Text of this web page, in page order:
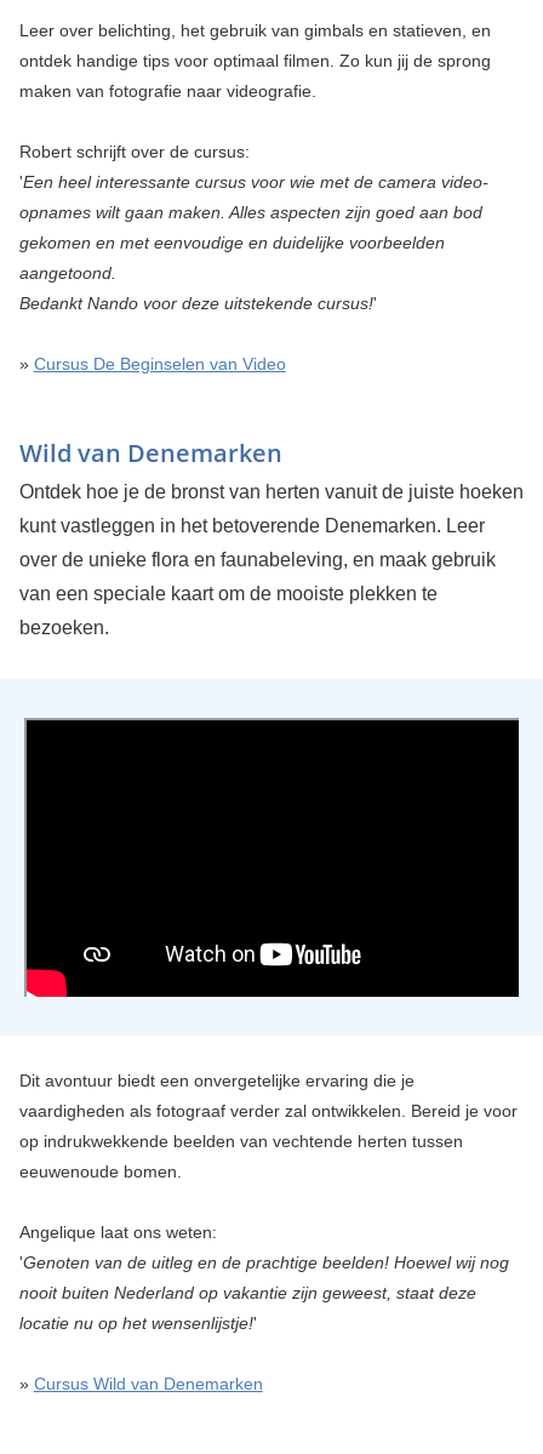
Leer over belichting, het gebruik van gimbals en statieven, en
ontdek handige tips voor optimaal filmen. Zo kun jij de sprong
maken van fotografie naar videografie.
Robert schrijft over de cursus:
'Een heel interessante cursus voor wie met de camera video-
opnames wilt gaan maken. Alles aspecten zijn goed aan bod
gekomen en met eenvoudige en duidelijke voorbeelden
aangetoond.
Bedankt Nando voor deze uitstekende cursus!'
» Cursus De Beginselen van Video
Wild van Denemarken
Ontdek hoe je de bronst van herten vanuit de juiste hoeken
kunt vastleggen in het betoverende Denemarken. Leer
over de unieke flora en faunabeleving, en maak gebruik
van een speciale kaart om de mooiste plekken te
bezoeken.
Dit avontuur biedt een onvergetelijke ervaring die je
vaardigheden als fotograaf verder zal ontwikkelen. Bereid je voor
op indrukwekkende beelden van vechtende herten tussen
eeuwenoude bomen.
Angelique laat ons weten:
'Genoten van de uitleg en de prachtige beelden! Hoewel wij nog
nooit buiten Nederland op vakantie zijn geweest, staat deze
locatie nu op het wensenlijstje!'
» Cursus Wild van Denemarken